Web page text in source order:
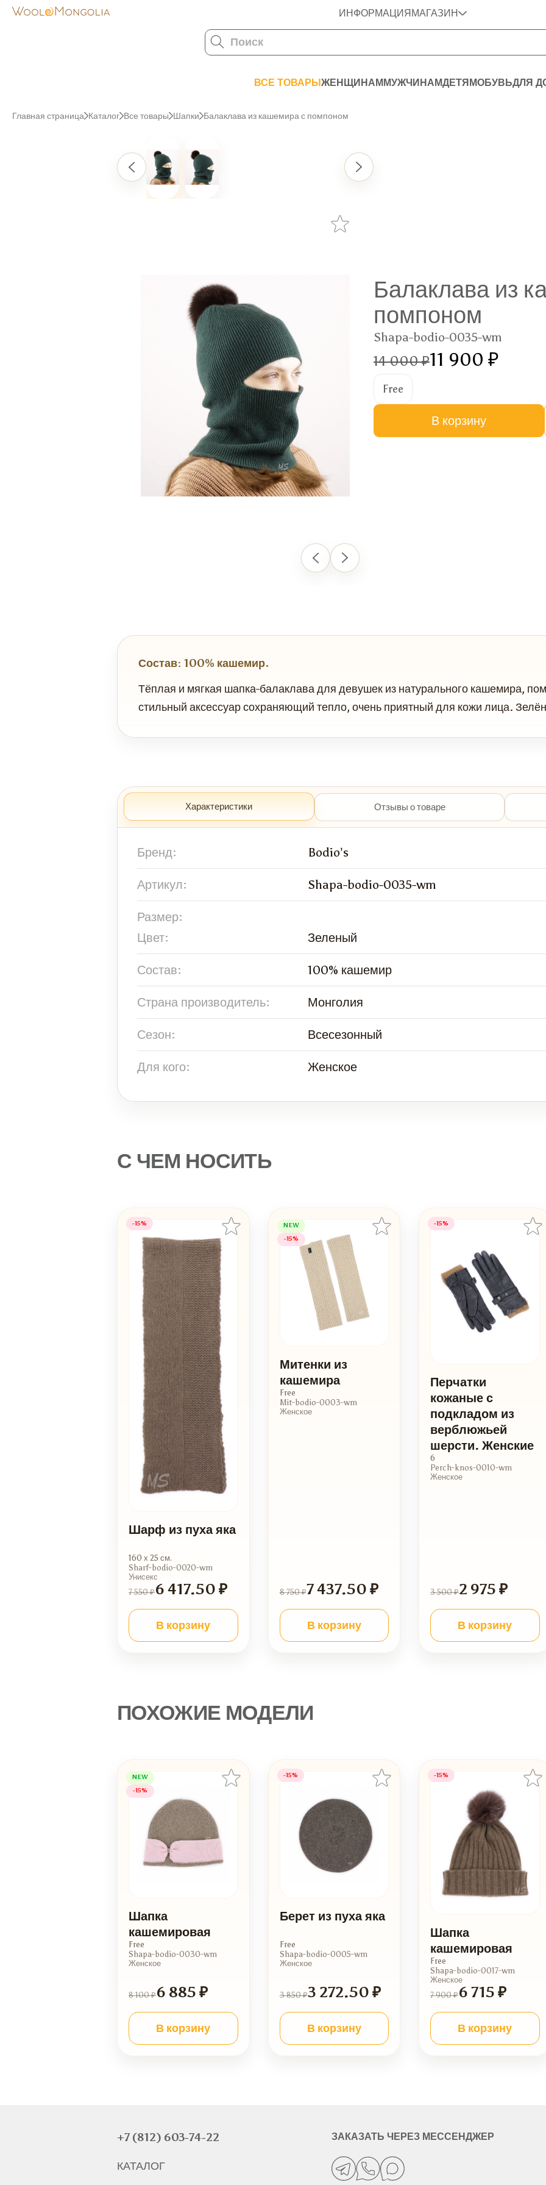
ИНФОРМАЦИЯМАГАЗИН
ВСЕ ТОВАРЫЖЕНЩИНАММУЖЧИНАМДЕТЯМОБУВЬДЛЯ
Главная страница Каталог Все товары Шапки Балаклава из кашемира с помпоном
Балаклава из
помпоном
Shapa-bodio-0035-wm
14 000 ₽11 900 ₽
Free
В корзину
Состав: 100% кашемир.
Тёплая и мягкая шапка-балаклава для девушек из натурального кашемира,
стильный аксессуар сохраняющий тепло, очень приятный для кожи лица.
Характеристики Отзывы о товаре
Бренд: Bodio’s
Артикул: Shapa-bodio-0035-wm
Размер:
Цвет:
Зеленый
Состав: 100% кашемир
Страна производитель: Монголия
Сезон: Всесезонный
Для кого: Женское
С ЧЕМ НОСИТЬ
Шарф из пуха яка
160 х 25 см.
Sharf-bodio-0020-wm
Унисекс
7 550 ₽6 417.50 ₽
В корзину
-15%
Митенки из
кашемира
Free
Mit-bodio-0003-wm
Женское
8 750 ₽7 437.50 ₽
В корзину
NEW
-15%
Перчатки
кожаные с
подкладом из
верблюжьей
шерсти. Женские
6
Perch-knos-0010-wm
Женское
3 500 ₽2 975 ₽
В корзину
-15%
ПОХОЖИЕ МОДЕЛИ
Шапка
кашемировая
Free
Shapa-bodio-0030-wm
Женское
8 100 ₽6 885 ₽
В корзину
NEW
-15%
Берет из пуха яка
Free
Shapa-bodio-0005-wm
Женское
3 850 ₽3 272.50 ₽
В корзину
-15%
Шапка
кашемировая
Free
Shapa-bodio-0017-wm
Женское
7 900 ₽6 715 ₽
В корзину
-15%
+7 (812) 603-74-22
КАТАЛОГ
ЗАКАЗАТЬ ЧЕРЕЗ МЕССЕНДЖЕР